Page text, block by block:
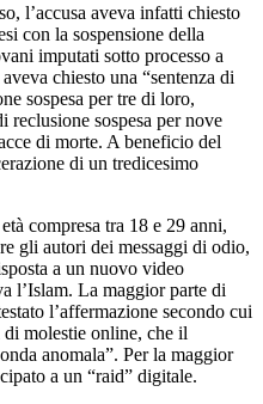
l’accusa aveva infatti chiesto
con la sospensione della
imputati sotto processo a
chiesto una “sentenza di
sospesa per tre di loro,
reclusione sospesa per nove
di morte. A beneficio del
di un tredicesimo
compresa tra 18 e 29 anni,
gli autori dei messaggi di odio,
a un nuovo video
l’Islam. La maggior parte di
l’affermazione secondo cui
molestie online, che il
anomala”. Per la maggior
a un “raid” digitale.